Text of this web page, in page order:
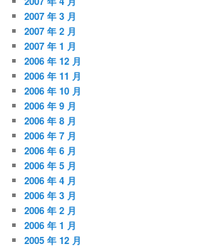
2007 年 3 月
2007 年 2 月
2007 年 1 月
2006 年 12 月
2006 年 11 月
2006 年 10 月
2006 年 9 月
2006 年 8 月
2006 年 7 月
2006 年 6 月
2006 年 5 月
2006 年 4 月
2006 年 3 月
2006 年 2 月
2006 年 1 月
2005 年 12 月